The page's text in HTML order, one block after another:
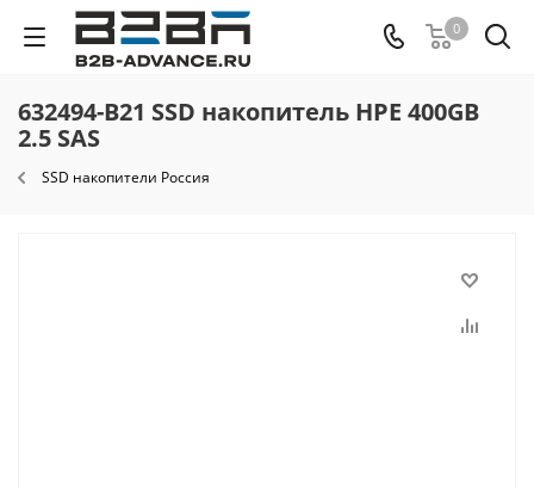
0
632494-B21 SSD накопитель HPE 400GB
2.5 SAS
SSD накопители Россия